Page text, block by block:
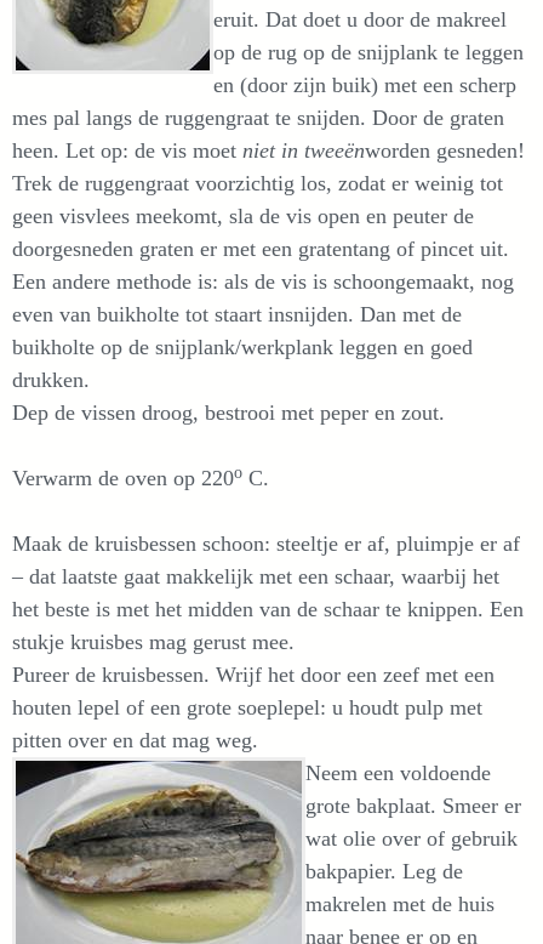
eruit. Dat doet u door de makreel
op de rug op de snijplank te leggen
en (door zijn buik) met een scherp
mes pal langs de ruggengraat te snijden. Door de graten
heen. Let op: de vis moet niet in tweeënworden gesneden!
Trek de ruggengraat voorzichtig los, zodat er weinig tot
geen visvlees meekomt, sla de vis open en peuter de
doorgesneden graten er met een gratentang of pincet uit.
Een andere methode is: als de vis is schoongemaakt, nog
even van buikholte tot staart insnijden. Dan met de
buikholte op de snijplank/werkplank leggen en goed
drukken.
Dep de vissen droog, bestrooi met peper en zout.
Verwarm de oven op 220o C.
Maak de kruisbessen schoon: steeltje er af, pluimpje er af
– dat laatste gaat makkelijk met een schaar, waarbij het
het beste is met het midden van de schaar te knippen. Een
stukje kruisbes mag gerust mee.
Pureer de kruisbessen. Wrijf het door een zeef met een
houten lepel of een grote soeplepel: u houdt pulp met
pitten over en dat mag weg.
Neem een voldoende
grote bakplaat. Smeer er
wat olie over of gebruik
bakpapier. Leg de
makrelen met de huis
naar benee er op en